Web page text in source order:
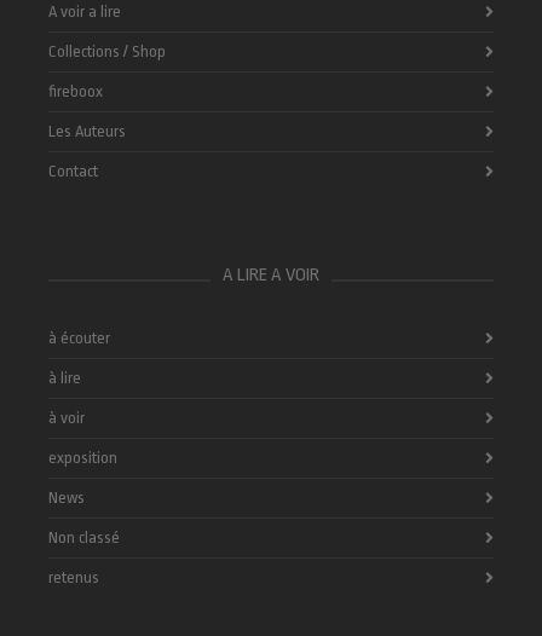
A voir a lire
Collections / Shop
fireboox
Les Auteurs
Contact
A LIRE A VOIR
à écouter
à lire
à voir
exposition
News
Non classé
retenus